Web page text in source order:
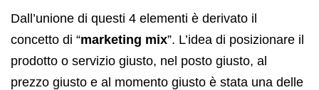
Dall’unione di questi 4 elementi è derivato il
concetto di “marketing mix”. L’idea di posizionare il
prodotto o servizio giusto, nel posto giusto, al
prezzo giusto e al momento giusto è stata una delle